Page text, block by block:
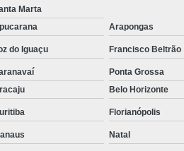
Marta
Arapongas
do Iguaçu Francisco Beltrão
Ponta Grossa
Belo Horizonte
Florianópolis
Natal